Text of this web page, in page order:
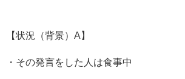
【状況（背景）A】
・その発言をした人は食事中